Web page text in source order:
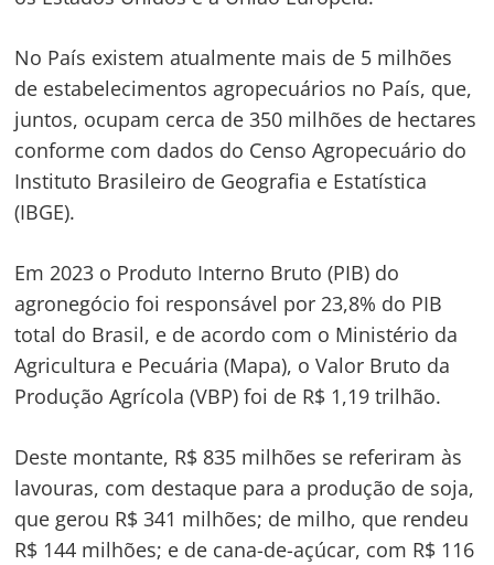
No País existem atualmente mais de 5 milhões
de estabelecimentos agropecuários no País, que,
juntos, ocupam cerca de 350 milhões de hectares
conforme com dados do Censo Agropecuário do
Instituto Brasileiro de Geografia e Estatística
(IBGE).
Em 2023 o Produto Interno Bruto (PIB) do
agronegócio foi responsável por 23,8% do PIB
total do Brasil, e de acordo com o Ministério da
Agricultura e Pecuária (Mapa), o Valor Bruto da
Produção Agrícola (VBP) foi de R$ 1,19 trilhão.
Deste montante, R$ 835 milhões se referiram às
lavouras, com destaque para a produção de soja,
que gerou R$ 341 milhões; de milho, que rendeu
R$ 144 milhões; e de cana-de-açúcar, com R$ 116